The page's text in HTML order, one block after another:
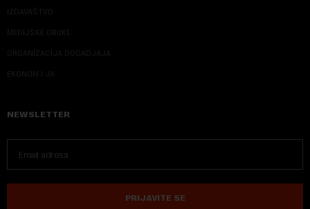
IZDAVAŠTVO
MEDIJSKE OBUKE
ORGANIZACIJA DOGADJAJA
EKONOM I JA
NEWSLETTER
PRIJAVITE SE